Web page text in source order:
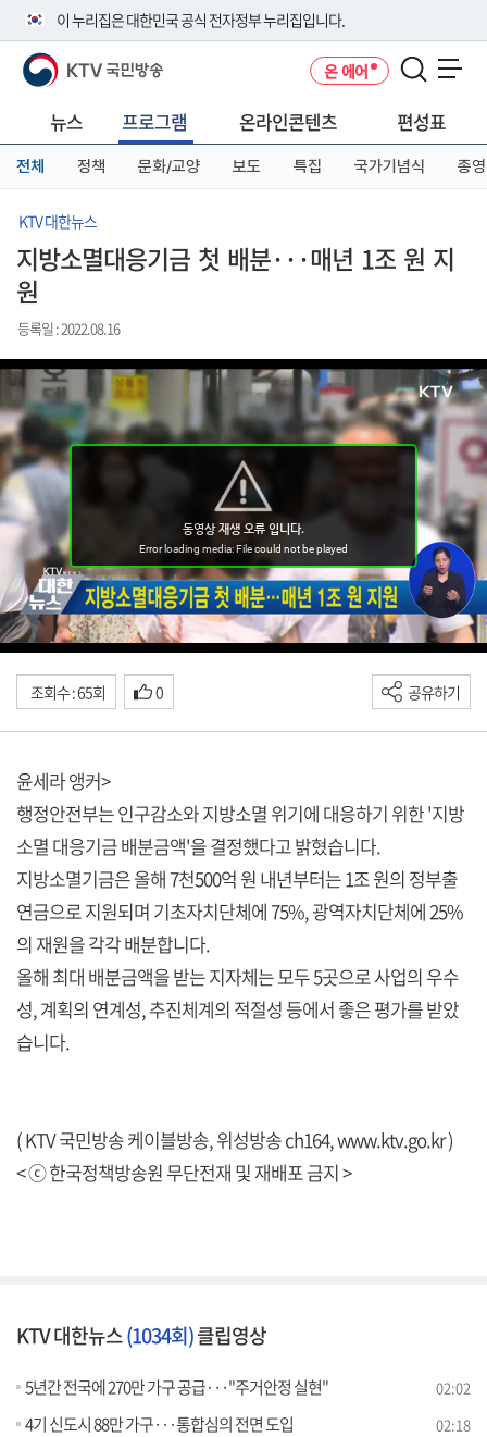
이 누리집은 대한민국 공식 전자정부 누리집입니다.
공식 누리집 주소 확인하기
니다.
이밖에 or.kr 또는 .kr등 다른 도메인 주소를 사용하고 있다면 아래 URL에
서 도메인 주소를 확인해 보세요
KTV 국민방송 온 에어
뉴스 프로그램 온라인콘텐츠 편성표
전체 정책 문화/교양 보도 특집 국가기념식 종영
KTV 대한뉴스
지방소멸대응기금 첫 배분···매년 1조 원 지
원
등록일 : 2022.08.16
조회수 : 65회 0 공유하기
윤세라 앵커>
행정안전부는 인구감소와 지방소멸 위기에 대응하기 위한 '지방
소멸 대응기금 배분금액'을 결정했다고 밝혔습니다.
지방소멸기금은 올해 7천500억 원 내년부터는 1조 원의 정부출
연금으로 지원되며 기초자치단체에 75%, 광역자치단체에 25%
의 재원을 각각 배분합니다.
올해 최대 배분금액을 받는 지자체는 모두 5곳으로 사업의 우수
성, 계획의 연계성, 추진체계의 적절성 등에서 좋은 평가를 받았
습니다.
( KTV 국민방송 케이블방송, 위성방송 ch164,www.ktv.go.kr)
< ⓒ 한국정책방송원 무단전재 및 재배포 금지 >
KTV 대한뉴스(1034회)클립영상
5년간 전국에 270만 가구 공급···"주거안정 실현" 02:02
4기 신도시 88만 가구···통합심의 전면 도입 02:18